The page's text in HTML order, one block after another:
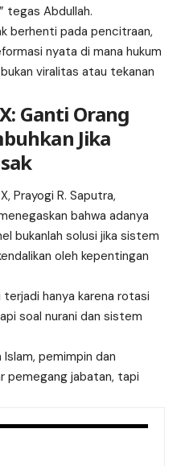
tegas Abdullah.
berhenti pada pencitraan,
nyata di mana hukum
viralitas atau tekanan
Ganti Orang
Jika
Prayogi R. Saputra,
bahwa adanya
bukanlah solusi jika sistem
oleh kepentingan
terjadi hanya karena rotasi
soal nurani dan sistem
pemimpin dan
pemegang jabatan, tapi